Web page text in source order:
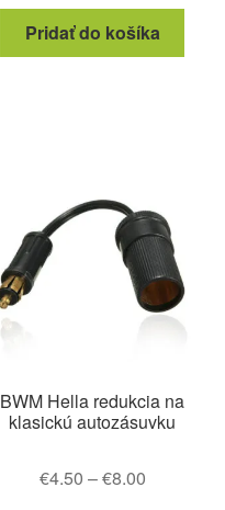
Pridať do košíka
BWM Hella redukcia na
klasickú autozásuvku
€4.50 –€8.00Price